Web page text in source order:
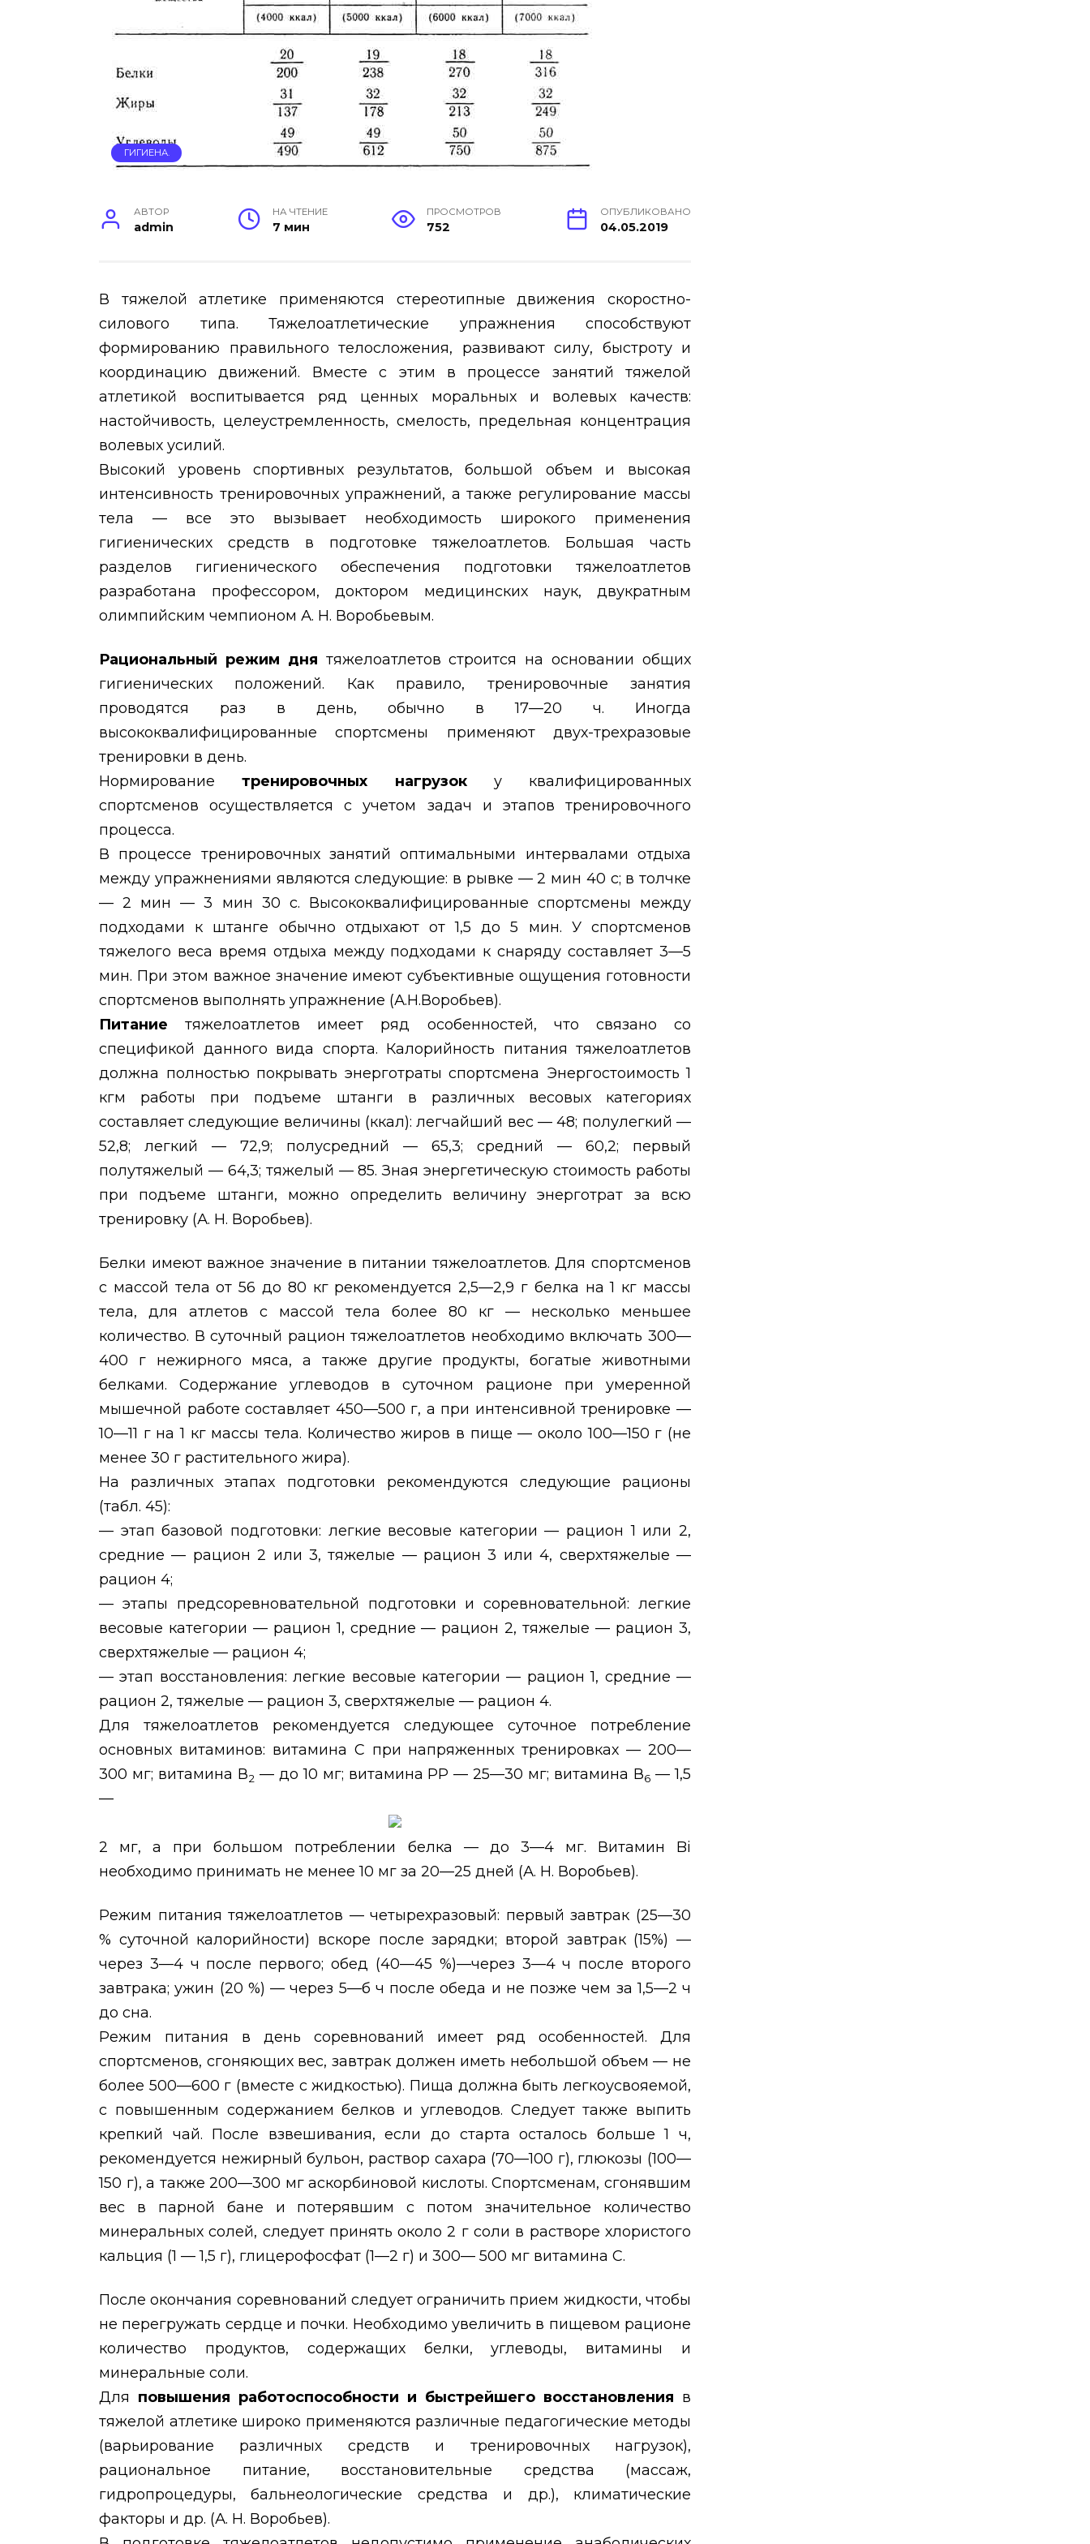
ГИГИЕНА.
АВТОР
admin
НА ЧТЕНИЕ
7 мин
ПРОСМОТРОВ
752
ОПУБЛИКОВАНО
04.05.2019
В тяжелой атлетике применяются стереотипные движения скоростно-
силового типа. Тяжелоатлетические упражнения способствуют
формированию правильного телосложения, развивают силу, быстроту и
координацию движений. Вместе с этим в процессе занятий тяжелой
атлетикой воспитывается ряд ценных моральных и волевых качеств:
настойчивость, целеустремленность, смелость, предельная концентрация
волевых усилий.
Высокий уровень спортивных результатов, большой объем и высокая
интенсивность тренировочных упражнений, а также регулирование массы
тела — все это вызывает необходимость широкого применения
гигиенических средств в подготовке тяжелоатлетов. Большая часть
разделов гигиенического обеспечения подготовки тяжелоатлетов
разработана профессором, доктором медицинских наук, двукратным
олимпийским чемпионом А. Н. Воробьевым.
Рациональный режим дня тяжелоатлетов строится на основании общих
гигиенических положений. Как правило, тренировочные занятия
проводятся раз в день, обычно в 17—20 ч. Иногда
высококвалифицированные спортсмены применяют двух-трехразовые
тренировки в день.
Нормированиетренировочных нагрузок у квалифицированных
спортсменов осуществляется с учетом задач и этапов тренировочного
процесса.
В процессе тренировочных занятий оптимальными интервалами отдыха
между упражнениями являются следующие: в рывке — 2 мин 40 с; в толчке
— 2 мин — 3 мин 30 с. Высококвалифицированные спортсмены между
подходами к штанге обычно отдыхают от 1,5 до 5 мин. У спортсменов
тяжелого веса время отдыха между подходами к снаряду составляет 3—5
мин. При этом важное значение имеют субъективные ощущения готовности
спортсменов выполнять упражнение (А.Н.Воробьев).
Питаниетяжелоатлетов имеет ряд особенностей, что связано со
спецификой данного вида спорта. Калорийность питания тяжелоатлетов
должна полностью покрывать энерготраты спортсмена Энергостоимость 1
кгм работы при подъеме штанги в различных весовых категориях
составляет следующие величины (ккал): легчайший вес — 48; полулегкий —
52,8; легкий — 72,9; полусредний — 65,3; средний — 60,2; первый
полутяжелый — 64,3; тяжелый — 85. Зная энергетическую стоимость работы
при подъеме штанги, можно определить величину энерготрат за всю
тренировку (А. Н. Воробьев).
Белки имеют важное значение в питании тяжелоатлетов. Для спортсменов
с массой тела от 56 до 80 кг рекомендуется 2,5—2,9 г белка на 1 кг массы
тела, для атлетов с массой тела более 80 кг — несколько меньшее
количество. В суточный рацион тяжелоатлетов необходимо включать 300—
400 г нежирного мяса, а также другие продукты, богатые животными
белками. Содержание углеводов в суточном рационе при умеренной
мышечной работе составляет 450—500 г, а при интенсивной тренировке —
10—11 г на 1 кг массы тела. Количество жиров в пище — около 100—150 г (не
менее 30 г растительного жира).
На различных этапах подготовки рекомендуются следующие рационы
(табл. 45):
— этап базовой подготовки: легкие весовые категории — рацион 1 или 2,
средние — рацион 2 или 3, тяжелые — рацион 3 или 4, сверхтяжелые —
рацион 4;
— этапы предсоревновательной подготовки и соревновательной: легкие
весовые категории — рацион 1, средние — рацион 2, тяжелые — рацион 3,
сверхтяжелые — рацион 4;
— этап восстановления: легкие весовые категории — рацион 1, средние —
рацион 2, тяжелые — рацион 3, сверхтяжелые — рацион 4.
Для тяжелоатлетов рекомендуется следующее суточное потребление
основных витаминов: витамина С при напряженных тренировках — 200—
300 мг; витамина В2 — до 10 мг; витамина РР — 25—30 мг; витамина В6 — 1,5
—
2 мг, а при большом потреблении белка — до 3—4 мг. Витамин Bi
необходимо принимать не менее 10 мг за 20—25 дней (А. Н. Воробьев).
Режим питания тяжелоатлетов — четырехразовый: первый завтрак (25—30
% суточной калорийности) вскоре после зарядки; второй завтрак (15%) —
через 3—4 ч после первого; обед (40—45 %)—через 3—4 ч после второго
завтрака; ужин (20 %) — через 5—б ч после обеда и не позже чем за 1,5—2 ч
до сна.
Режим питания в день соревнований имеет ряд особенностей. Для
спортсменов, сгоняющих вес, завтрак должен иметь небольшой объем — не
более 500—600 г (вместе с жидкостью). Пища должна быть легкоусвояемой,
с повышенным содержанием белков и углеводов. Следует также выпить
крепкий чай. После взвешивания, если до старта осталось больше 1 ч,
рекомендуется нежирный бульон, раствор сахара (70—100 г), глюкозы (100—
150 г), а также 200—300 мг аскорбиновой кислоты. Спортсменам, сгонявшим
вес в парной бане и потерявшим с потом значительное количество
минеральных солей, следует принять около 2 г соли в растворе хлористого
кальция (1 — 1,5 г), глицерофосфат (1—2 г) и 300— 500 мг витамина С.
После окончания соревнований следует ограничить прием жидкости, чтобы
не перегружать сердце и почки. Необходимо увеличить в пищевом рационе
количество продуктов, содержащих белки, углеводы, витамины и
минеральные соли.
Для повышения работоспособности и быстрейшего восстановления в
тяжелой атлетике широко применяются различные педагогические методы
(варьирование различных средств и тренировочных нагрузок),
рациональное питание, восстановительные средства (массаж,
гидропроцедуры, бальнеологические средства и др.), климатические
факторы и др. (А. Н. Воробьев).